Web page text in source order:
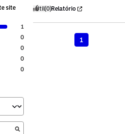
site
1
0
0
0
0
Útil(0)Relatório
1